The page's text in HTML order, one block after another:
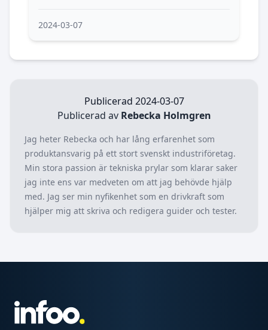
2024-03-07
Publicerad av Rebecka Holmgren
Publicerad 2024-03-07
Jag heter Rebecka och har lång erfarenhet som
produktansvarig på ett stort svenskt industriföretag.
Min stora passion är tekniska prylar som klarar saker
jag inte ens var medveten om att jag behövde hjälp
med. Jag ser min nyfikenhet som en drivkraft som
hjälper mig att skriva och redigera guider och tester.